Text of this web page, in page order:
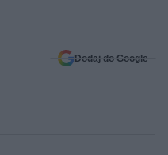
Dodaj do Google